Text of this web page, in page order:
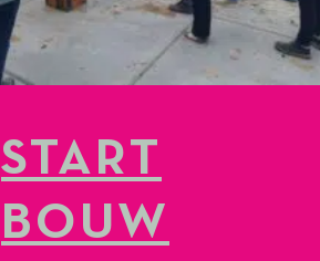
START
BOUW